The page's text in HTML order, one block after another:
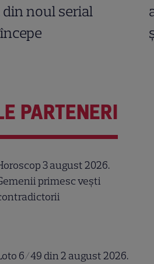
noul serial
PARTENERI
3 august 2026.
primesc vești
6/49 din 2 august 2026.